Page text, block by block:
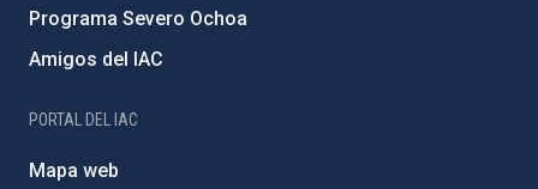
Programa Severo Ochoa
Amigos del IAC
PORTAL DEL IAC
Mapa web